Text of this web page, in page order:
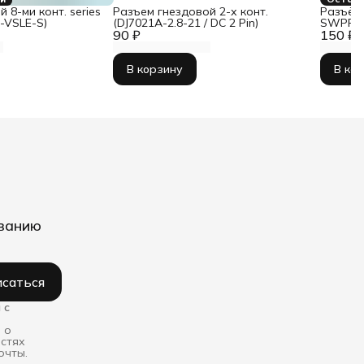
8-ми конт. series
S)
90 ₽
Разъем гнездовой 2-х конт.
(DJ7021A-2.8-21 / DC 2 Pin)
В корзину
150 ₽
Разъём
SWPF
В
с
о